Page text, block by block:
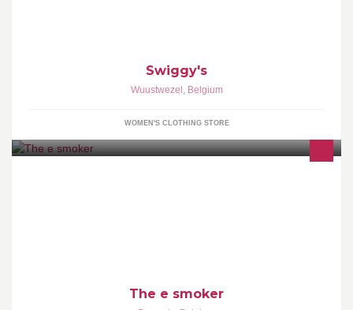
Swiggy's
Wuustwezel , Belgium
WOMEN'S CLOTHING STORE
The e smoker